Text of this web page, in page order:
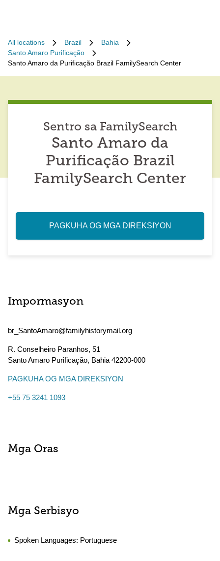
All locations Brazil
Bahia
Santo Amaro Purificação
Santo Amaro da Purificação Brazil FamilySearch Center
Sentro sa FamilySearch
Santo Amaro da
Purificação Brazil
FamilySearch Center
PAGKUHA OG MGA DIREKSIYON
Impormasyon
br_SantoAmaro@familyhistorymail.org
R. Conselheiro Paranhos, 51
Santo Amaro Purificação, Bahia 42200-000
PAGKUHA OG MGA DIREKSIYON
+55 75 3241 1093
Mga Oras
Mga Serbisyo
Spoken Languages: Portuguese